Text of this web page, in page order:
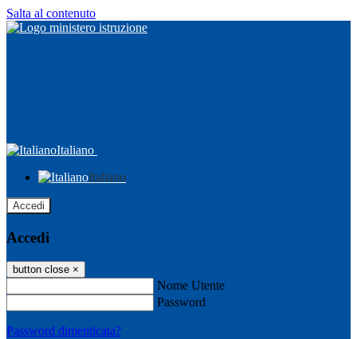
Salta al contenuto
Italiano
Italiano
Accedi
Accedi
button close ×
Nome Utente
Password
Password dimenticata?